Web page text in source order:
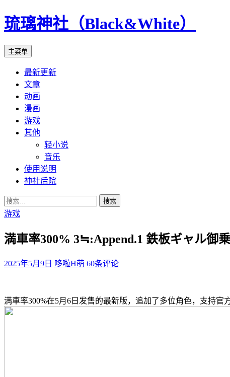
琉璃神社（Black&White）
搜
主菜单
正
文
最新更新
文章
动画
漫画
游戏
其他
轻小说
音乐
使用说明
神社后院
搜
索：
游戏
満車率300% 3≒:Append.1 鉄板ギャル御
2025年5月9日 哆啦H萌 60条评论
満車率300%在5月6日发售的最新版，追加了多位角色，支持官